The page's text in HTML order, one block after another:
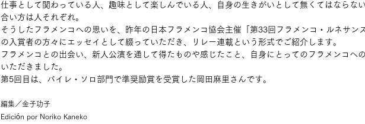
仕事として関わっている人、趣味として楽しんでいる人、自身の生きがいとして無くてはならな
合い方は人それぞれ。
そうしたフラメンコへの思いを、昨年の日本フラメンコ協会主催「第33回フラメンコ・ルネサン
の入賞者の方々にエッセイとして綴っていただき、リレー連載という形式でご紹介します。
フラメンコとの出会い、新人公演を通して得たものや感じたこと、自身にとってのフラメンコへ
いただきました。
第5回目は、バイレ・ソロ部門で準奨励賞を受賞した岡田麻里さんです。
編集／金子功子
Edición por Noriko Kaneko